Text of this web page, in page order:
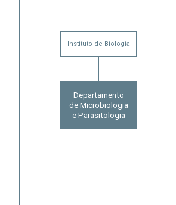
Instituto de Biologia
Departamento
de Microbiologia
e Parasitologia